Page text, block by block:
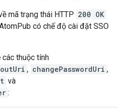
mã trạng thái HTTP 200 OK
có chế độ cài đặt SSO
các thuộc tính
, changePasswordUri ,
và
: